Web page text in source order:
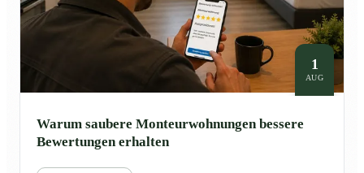
1
AUG
Warum saubere Monteurwohnungen bessere
Bewertungen erhalten